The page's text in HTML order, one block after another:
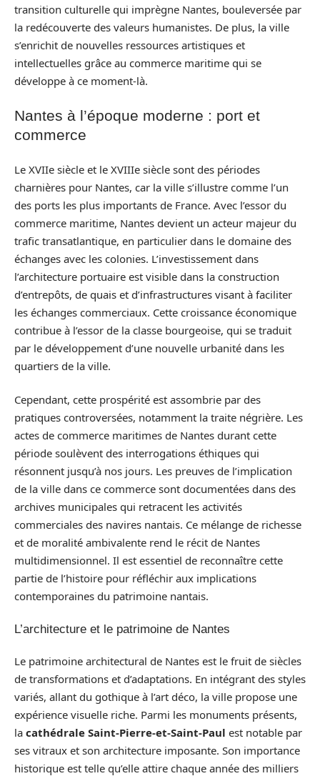
transition culturelle qui imprègne Nantes, bouleversée par
la redécouverte des valeurs humanistes. De plus, la ville
s’enrichit de nouvelles ressources artistiques et
intellectuelles grâce au commerce maritime qui se
développe à ce moment-là.
Nantes à l’époque moderne : port et
commerce
Le XVIIe siècle et le XVIIIe siècle sont des périodes
charnières pour Nantes, car la ville s’illustre comme l’un
des ports les plus importants de France. Avec l’essor du
commerce maritime, Nantes devient un acteur majeur du
trafic transatlantique, en particulier dans le domaine des
échanges avec les colonies. L’investissement dans
l’architecture portuaire est visible dans la construction
d’entrepôts, de quais et d’infrastructures visant à faciliter
les échanges commerciaux. Cette croissance économique
contribue à l’essor de la classe bourgeoise, qui se traduit
par le développement d’une nouvelle urbanité dans les
quartiers de la ville.
Cependant, cette prospérité est assombrie par des
pratiques controversées, notamment la traite négrière. Les
actes de commerce maritimes de Nantes durant cette
période soulèvent des interrogations éthiques qui
résonnent jusqu’à nos jours. Les preuves de l’implication
de la ville dans ce commerce sont documentées dans des
archives municipales qui retracent les activités
commerciales des navires nantais. Ce mélange de richesse
et de moralité ambivalente rend le récit de Nantes
multidimensionnel. Il est essentiel de reconnaître cette
partie de l’histoire pour réfléchir aux implications
contemporaines du patrimoine nantais.
L’architecture et le patrimoine de Nantes
Le patrimoine architectural de Nantes est le fruit de siècles
de transformations et d’adaptations. En intégrant des styles
variés, allant du gothique à l’art déco, la ville propose une
expérience visuelle riche. Parmi les monuments présents,
la cathédrale Saint-Pierre-et-Saint-Paul est notable par
ses vitraux et son architecture imposante. Son importance
historique est telle qu’elle attire chaque année des milliers